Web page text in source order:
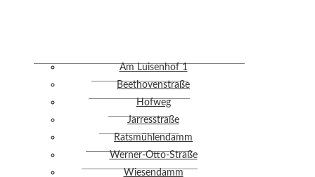
Am Luisenhof 1
Beethovenstraße
Hofweg
Jarresstraße
Ratsmühlendamm
Werner-Otto-Straße
Wiesendamm